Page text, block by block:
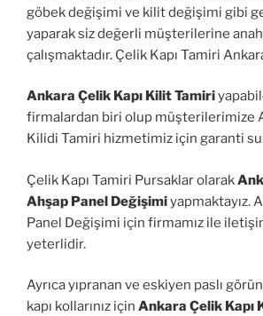
göbek değişimi ve kilit değişimi gibi
yaparak siz değerli müşterilerine
çalışmaktadır. Çelik Kapı Tamiri
Ankara Çelik Kapı Kilit Tamiri
firmalardan biri olup müşterilerimize
Kilidi Tamiri hizmetimiz için garanti
Çelik Kapı Tamiri Pursaklar olarak
Ahşap Panel Değişimiyapmaktayız.
Panel Değişimi için firmamız ile
yeterlidir.
Ayrıca yıpranan ve eskiyen paslı
kapı kollarınız için Ankara Çelik Kapı